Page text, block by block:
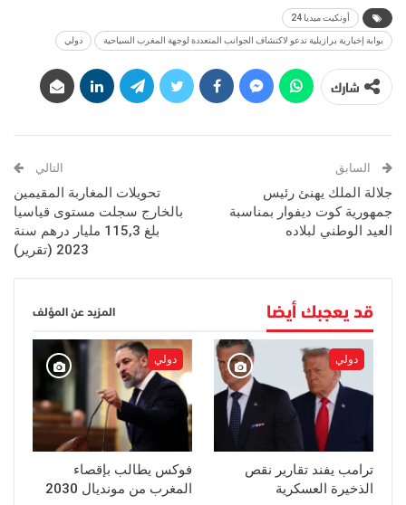
أونكيت ميديا 24
بوابة إخبارية برازيلية تدعو لاكتشاف الجوانب المتعددة لوجهة المغرب السياحية دولي
شارك
السابق
جلالة الملك يهنئ رئيس
جمهورية كوت ديفوار بمناسبة
العيد الوطني لبلاده
التالي
تحويلات المغاربة المقيمين
بالخارج سجلت مستوى قياسيا
بلغ 115,3 مليار درهم سنة
2023 (تقرير)
قد يعجبك أيضا المزيد عن المؤلف
دولي
ترامب يفند تقارير نقص
الذخيرة العسكرية
دولي
فوكس يطالب بإقصاء
المغرب من مونديال 2030